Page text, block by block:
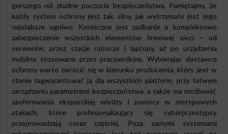
gorszego niż złudne poczucie bezpieczeństwa. Pamiętajmy, że
każdy system ochrony jest tak silny, jak wytrzymałe jest jego
najsłabsze ogniwo. Konieczne jest zadbanie o kompleksowe
zabezpieczenie wszystkich elementów firmowej sieci – od
serwerów, przez stacje robocze i laptopy, aż po urządzenia
mobilne stosowane przez pracowników. Wybierając dostawcę
ochrony warto zwrócić się w kierunku producenta, który jest w
stanie zagwarantować ją dla wszystkich platform, przy łatwym
zarządzaniu parametrami bezpieczeństwa, a także ma możliwość
zaoferowania eksperckiej wiedzy i pomocy w nietypowych
atakach, które profesjonalizujący się cyberprzestępcy
przeprowadzają coraz częściej. Poza samymi systemami